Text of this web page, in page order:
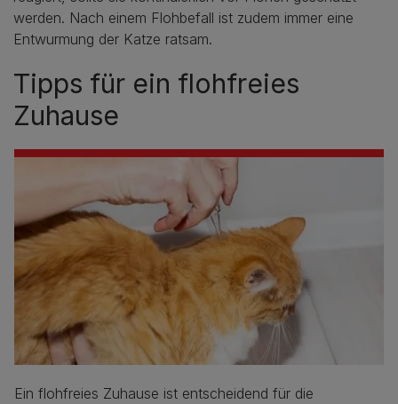
werden. Nach einem Flohbefall ist zudem immer eine
Entwurmung der Katze ratsam.
Tipps für ein flohfreies
Zuhause
Ein flohfreies Zuhause ist entscheidend für die